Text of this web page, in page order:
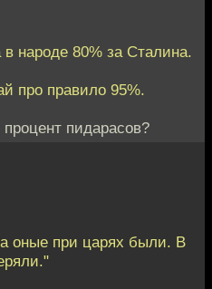
народе 80% за Сталина.
про правило 95%.
пидарасов?
оные при царях были. В